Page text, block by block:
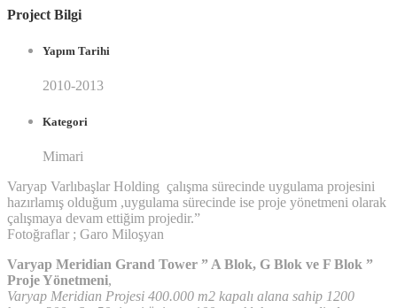
Project Bilgi
Yapım Tarihi
2010-2013
Kategori
Mimari
Varyap Varlıbaşlar Holding çalışma sürecinde uygulama projesini
hazırlamış olduğum ,uygulama sürecinde ise proje yönetmeni olarak
çalışmaya devam ettiğim projedir.”
Fotoğraflar ; Garo Miloşyan
Varyap Meridian Grand Tower ” A Blok, G Blok ve F Blok ”
Proje Yönetmeni,
Varyap Meridian Projesi 400.000 m2 kapalı alana sahip 1200